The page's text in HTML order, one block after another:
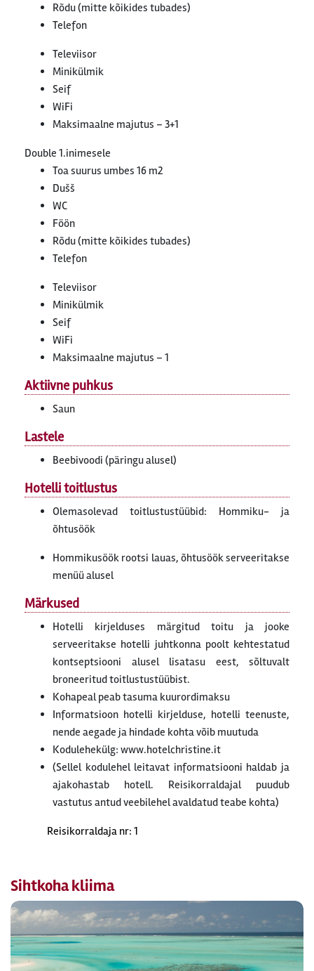
Rõdu (mitte kõikides tubades)
Telefon
Televiisor
Minikülmik
Seif
WiFi
Maksimaalne majutus – 3+1
Double 1.inimesele
Toa suurus umbes 16 m2
Dušš
WC
Föön
Rõdu (mitte kõikides tubades)
Telefon
Televiisor
Minikülmik
Seif
WiFi
Maksimaalne majutus – 1
Aktiivne puhkus
Saun
Lastele
Beebivoodi (päringu alusel)
Hotelli toitlustus
Olemasolevad toitlustustüübid: Hommiku- ja
õhtusöök
Hommikusöök rootsi lauas, õhtusöök serveeritakse
menüü alusel
Märkused
Hotelli kirjelduses märgitud toitu ja jooke
serveeritakse hotelli juhtkonna poolt kehtestatud
kontseptsiooni alusel lisatasu eest, sõltuvalt
broneeritud toitlustustüübist.
Kohapeal peab tasuma kuurordimaksu
Informatsioon hotelli kirjelduse, hotelli teenuste,
nende aegade ja hindade kohta võib muutuda
Kodulehekülg: www.hotelchristine.it
(Sellel kodulehel leitavat informatsiooni haldab ja
ajakohastab hotell. Reisikorraldajal puudub
vastutus antud veebilehel avaldatud teabe kohta)
Reisikorraldaja nr: 1
Sihtkoha kliima